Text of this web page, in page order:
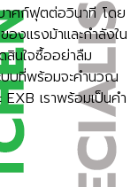
ศก์ฟุตต่อวินาที โดย
งแรงม้าและกำลังใน
สินใจซื้ออย่าลืม
บที่พร้อมจะคำนวณ
EXB เราพร้อมเป็นคำ